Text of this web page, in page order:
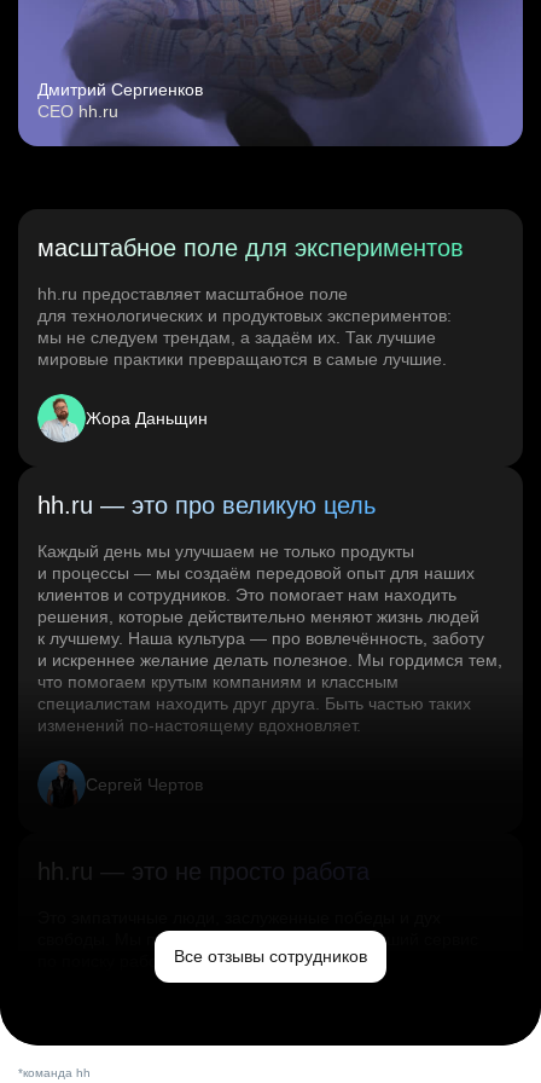
Дмитрий Сергиенков
CEO hh.ru
масштабное поле для экспериментов
hh.ru предоставляет масштабное поле
для технологических и продуктовых экспериментов:
мы не следуем трендам, а задаём их. Так лучшие
мировые практики превращаются в самые лучшие.
Жора Даньщин
hh.ru — это про великую цель
Каждый день мы улучшаем не только продукты
и процессы — мы создаём передовой опыт для наших
клиентов и сотрудников. Это помогает нам находить
решения, которые действительно меняют жизнь людей
к лучшему. Наша культура — про вовлечённость, заботу
и искреннее желание делать полезное. Мы гордимся тем,
что помогаем крутым компаниям и классным
специалистам находить друг друга. Быть частью таких
изменений по‑настоящему вдохновляет.
Сергей Чертов
hh.ru — это не просто работа
свободы. Мы помогаем миру и создаём лучший сервис
по поиску работы в стране.Все отзывы сотрудников
*команда hh